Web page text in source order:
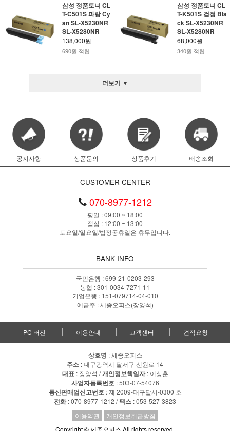
삼성 정품토너 CL
T-C501S 파랑 Cy
an SL-X5230NR
SL-X5280NR
138,000원
690원 적립
삼성 정품토너 CL
T-K501S 검정 Bla
ck SL-X5230NR
SL-X5280NR
68,000원
340원 적립
더보기 ▼
공지사항 상품문의 상품후기 배송조회
CUSTOMER CENTER
070-8977-1212
평일 : 09:00 ~ 18:00
점심 : 12:00 ~ 13:00
토요일/일요일/법정공휴일은 휴무입니다.
BANK INFO
국민은행 : 699-21-0203-293
농협 : 301-0034-7271-11
기업은행 : 151-079714-04-010
예금주 : 세종오피스(장양석)
PC 버전 이용안내 고객센터 견적요청
상호명 : 세종오피스
주소 : 대구광역시 달서구 선원로 14
대표 : 장양석 /개인정보책임자: 이상훈
사업자등록번호 : 503-07-54076
통신판매업신고번호 : 제 2009-대구달서-0300 호
전화: 070-8977-1212 /팩스 : 053-527-3823
이용약관
개인정보취급방침
Copyright © 세종오피스 All rights reserved.